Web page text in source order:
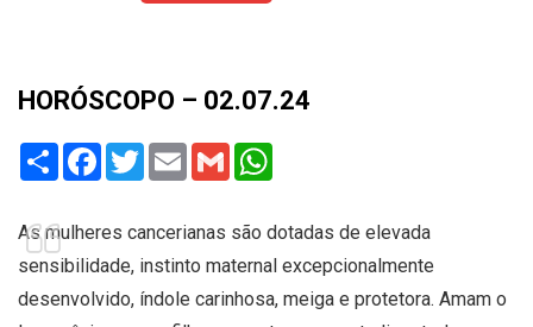
HORÓSCOPO – 02.07.24
Share Facebook
TwitterEmail Gmail
As mulheres cancerianas são dotadas de elevada
sensibilidade, instinto maternal excepcionalmente
desenvolvido, índole carinhosa, meiga e protetora. Amam o